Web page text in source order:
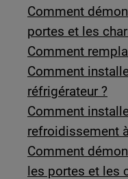
Comment
portes et les
Comment
Comment
réfrigérateur ?
Comment
refroidissement
Comment
les portes et les